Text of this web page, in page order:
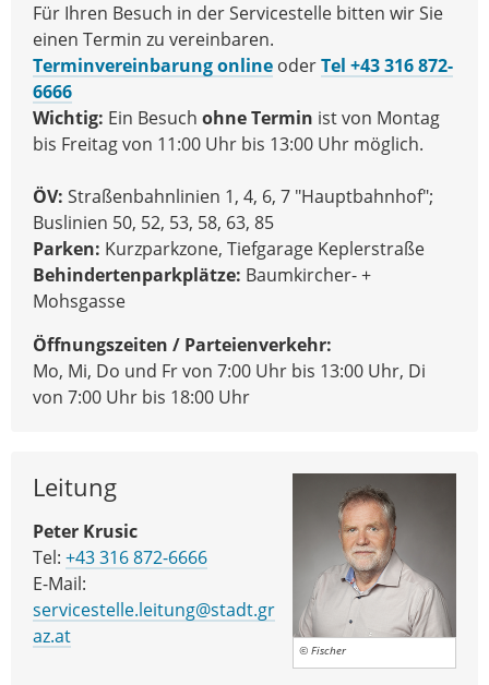
Für Ihren Besuch in der Servicestelle bitten wir Sie
einen Termin zu vereinbaren.
Terminvereinbarung online oderTel +43 316 872-
6666
Wichtig: Ein Besuch ohne Termin ist von Montag
bis Freitag von 11:00 Uhr bis 13:00 Uhr möglich.
ÖV: Straßenbahnlinien 1, 4, 6, 7 "Hauptbahnhof";
Buslinien 50, 52, 53, 58, 63, 85
Parken: Kurzparkzone, Tiefgarage Keplerstraße
Behindertenparkplätze: Baumkircher- +
Mohsgasse
Öffnungszeiten / Parteienverkehr:
Mo, Mi, Do und Fr von 7:00 Uhr bis 13:00 Uhr, Di
von 7:00 Uhr bis 18:00 Uhr
© Fischer
Leitung
Peter Krusic
Tel: +43 316 872-6666
E-Mail:
servicestelle.leitung@stadt.gr
az.at